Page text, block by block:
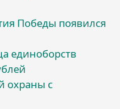
Победы появился
единоборств
охраны с